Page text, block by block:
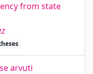
from state
arvuti